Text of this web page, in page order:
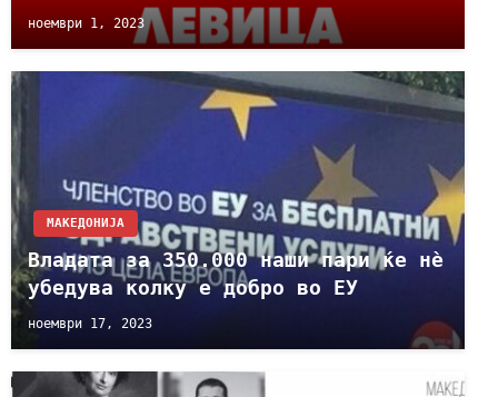
ноември 1, 2023
МАКЕДОНИЈА
Владата за 350.000 наши пари ќе нѐ
убедува колку е добро во ЕУ
ноември 17, 2023